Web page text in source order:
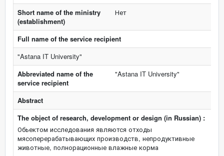
Short name of the ministry
(establishment)
Нет
Full name of the service recipient
"Astana IT University"
Abbreviated name of the
service recipient
"Astana IT University"
Abstract
The object of research, development or design (in Russian) :
Обьектом исследования являются отходы
мясоперерабатывающих производств, непродуктивные
животные, полнорационные влажные корма